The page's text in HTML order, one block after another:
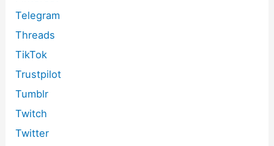
Telegram
Threads
TikTok
Trustpilot
Tumblr
Twitch
Twitter